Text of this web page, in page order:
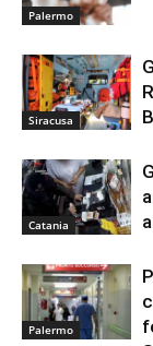
Palermo
Siracusa
Catania
Palermo